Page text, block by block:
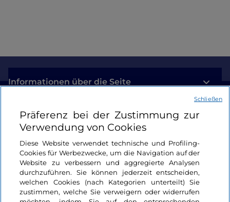
Informationen über die Seite
Nützliche Links
Login
Bleiben wir in Kontakt
Präferenz bei der Zustimmung zur
Verwendung von Cookies
Diese Website verwendet technische und Profiling-
Cookies für Werbezwecke, um die Navigation auf der
Website zu verbessern und aggregierte Analysen
durchzuführen. Sie können jederzeit entscheiden,
welchen Cookies (nach Kategorien unterteilt) Sie
zustimmen, welche Sie verweigern oder widerrufen
Schließen